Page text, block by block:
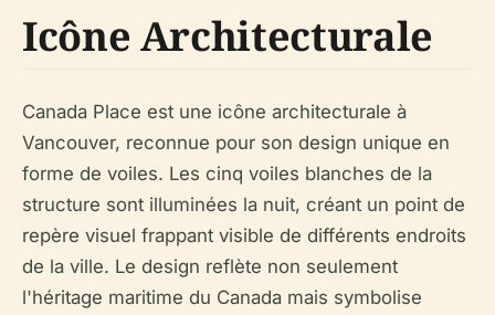
Icône Architecturale
Canada Place est une icône architecturale à
Vancouver, reconnue pour son design unique en
forme de voiles. Les cinq voiles blanches de la
structure sont illuminées la nuit, créant un point de
repère visuel frappant visible de différents endroits
de la ville. Le design reflète non seulement
l'héritage maritime du Canada mais symbolise